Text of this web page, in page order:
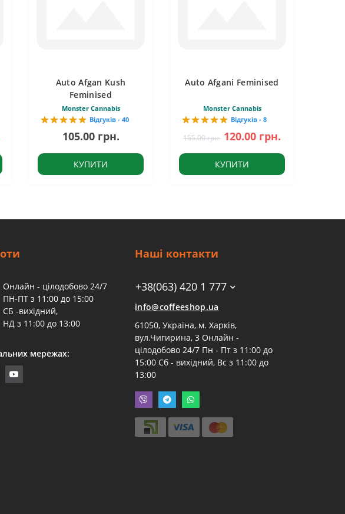
Auto Afgan Kush
Feminised
Monster Cannabis
Відгуків - 40
105.00 грн.
КУПИТИ
Auto Afgani Feminised
Monster Cannabis
Відгуків - 8
155.00 грн. 120.00 грн.
КУПИТИ
Онлайн - цілодобово 24/7
ПН-ПТ з 11:00 до 15:00
СБ -вихідний,
НД з 11:00 до 13:00
мережах:
Наші контакти
+38(063) 420 1 777
info@coffeeshop.ua
61050, Україна, м. Харків,
вул.Чигирина, 3 Онлайн -
цілодобово 24/7 Пн - Пт з 11:00 до
15:00 Сб - вихідний, Вс з 11:00 до
13:00